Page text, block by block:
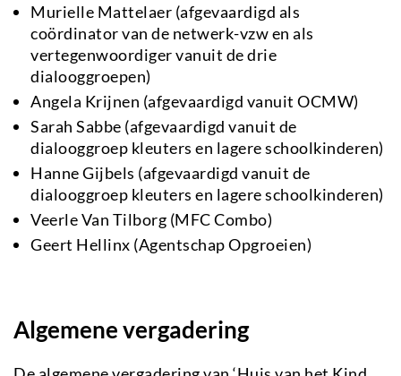
Murielle Mattelaer (afgevaardigd als
coördinator van de netwerk-vzw en als
vertegenwoordiger vanuit de drie
dialooggroepen)
Angela Krijnen (afgevaardigd vanuit OCMW)
Sarah Sabbe (afgevaardigd vanuit de
dialooggroep kleuters en lagere schoolkinderen)
Hanne Gijbels (afgevaardigd vanuit de
dialooggroep kleuters en lagere schoolkinderen)
Veerle Van Tilborg (MFC Combo)
Geert Hellinx (Agentschap Opgroeien)
Algemene vergadering